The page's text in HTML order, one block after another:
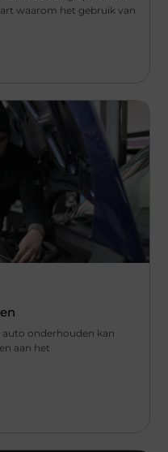
waarom het gebruik van
auto onderhouden kan
aan het